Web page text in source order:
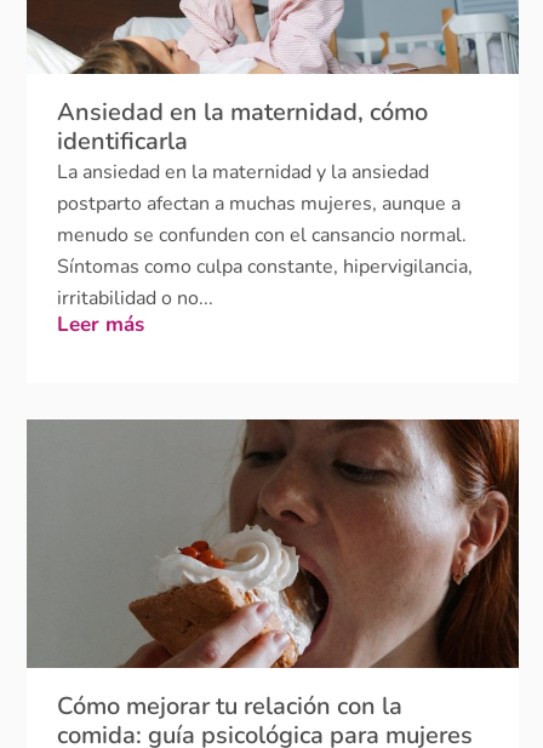
Ansiedad en la maternidad, cómo
La ansiedad en la maternidad y la ansiedad
postparto afectan a muchas mujeres, aunque a
menudo se confunden con el cansancio normal.
Síntomas como culpa constante, hipervigilancia,
irritabilidad o no...
Leer más
Cómo mejorar tu relación con la
La relación con la comida no es un problema de